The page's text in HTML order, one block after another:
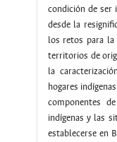
condición de ser
desde la
los retos para la
territorios de
la
hogares
componentes
indígenas y las
establecerse en